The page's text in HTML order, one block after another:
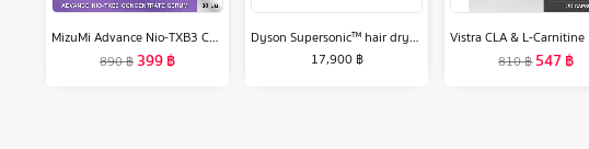
MizuMi Advance Nio-TXB3 Concentrate Serum 30 ml เซรั่มฝ้า สูตรเข้มข้น 10% ลดเลือนฝ้าหนา ฝ้าแดด กระ ที่ฝังลึก ให้จางลง
890฿ 399฿
Dyson Supersonic™ hair dryer HD15 (Nickel/Copper) ไดร์เป่าผม สีนิกเกิล/ริชคอปเปอร์
17,900 ฿
810฿ 547฿